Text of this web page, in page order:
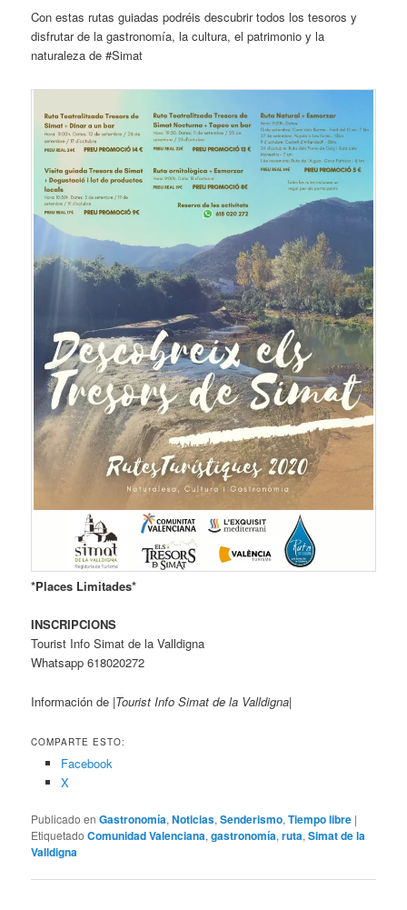
Con estas rutas guiadas podréis descubrir todos los tesoros y
disfrutar de la gastronomía, la cultura, el patrimonio y la
naturaleza de #Simat
*Places Limitades*
INSCRIPCIONS
Tourist Info Simat de la Valldigna
Whatsapp 618020272
Información de |Tourist Info Simat de la Valldigna|
COMPARTE ESTO:
Facebook
X
Publicado en Gastronomía,Noticias,Senderismo,Tiempo libre |
Etiquetado Comunidad Valenciana,gastronomía,ruta,Simat de la
Valldigna